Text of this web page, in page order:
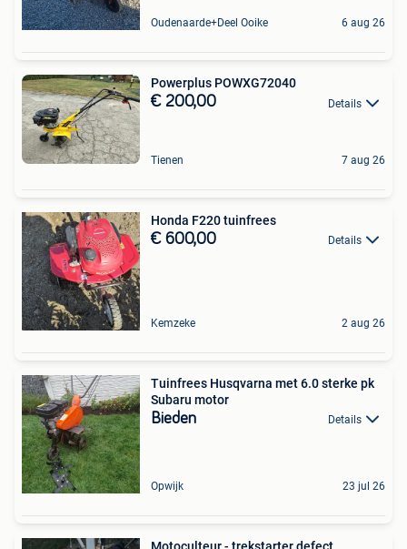
Oudenaarde+Deel Ooike 6 aug 26
Powerplus POWXG72040
€ 200,00 Details
Tienen 7 aug 26
Honda F220 tuinfrees
€ 600,00 Details
Kemzeke 2 aug 26
Tuinfrees Husqvarna met 6.0 sterke pk
Subaru motor
Bieden Details
Opwijk 23 jul 26